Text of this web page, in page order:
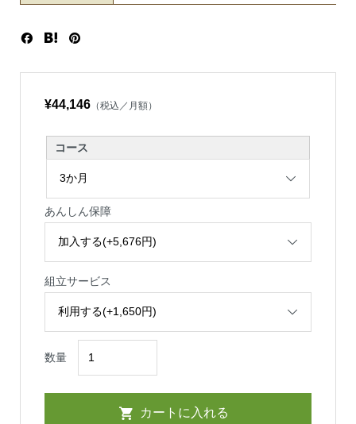
¥44,146（税込／月額）
コース
あんしん保障
組立サービス
数量